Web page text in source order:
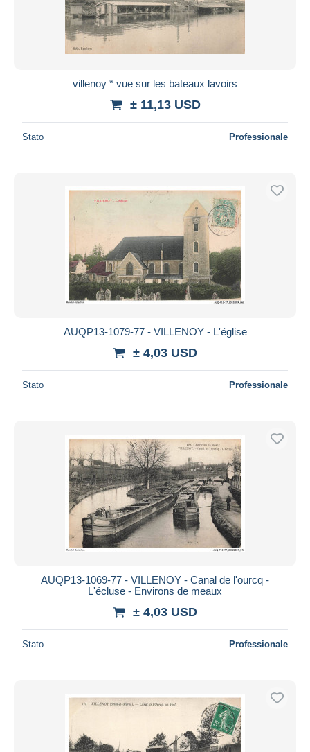
villenoy * vue sur les bateaux lavoirs
± 11,13 USD
Stato Professionale
AUQP13-1079-77 - VILLENOY - L'église
± 4,03 USD
Stato Professionale
AUQP13-1069-77 - VILLENOY - Canal de l'ourcq -
L'écluse - Environs de meaux
± 4,03 USD
Stato Professionale